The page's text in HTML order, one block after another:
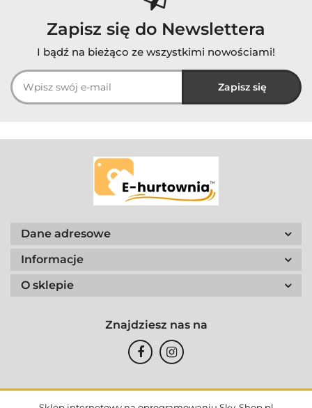
Zapisz się do Newslettera
I bądź na bieżąco ze wszystkimi nowościami!
Dane adresowe
Informacje
O sklepie
Znajdziesz nas na